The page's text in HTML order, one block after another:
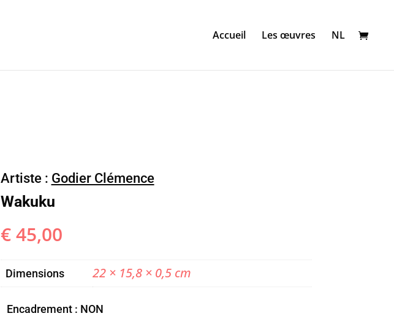
Accueil Les œuvres NL
Artiste : Godier Clémence
Wakuku
€45,00
Dimensions 22 × 15,8 × 0,5 cm
Encadrement : NON